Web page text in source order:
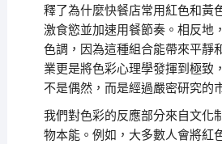
釋了為什麼快餐店常用紅色和黃
激食慾並加速用餐節奏。相反地
色調，因為這種組合能帶來平靜
業更是將色彩心理學發揮到極致
不是偶然，而是經過嚴密研究的
我們對色彩的反應部分來自文化
物本能。例如，大多數人會將紅